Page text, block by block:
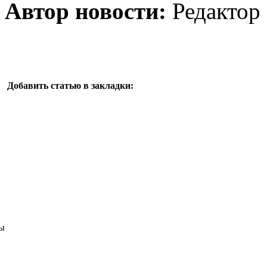
Автор новости:
Добавить статью в закладки: